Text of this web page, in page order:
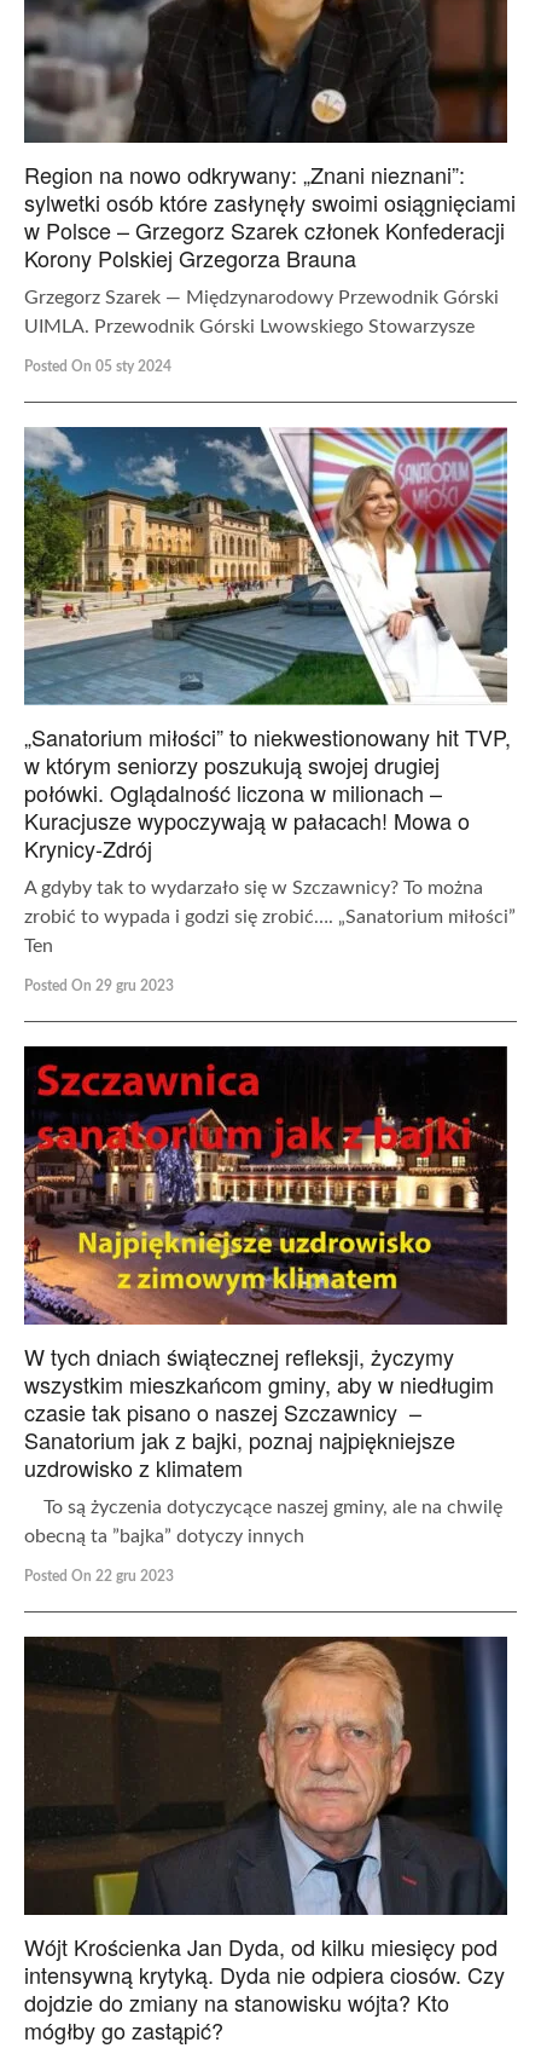
Region na nowo odkrywany: „Znani nieznani”:
sylwetki osób które zasłynęły swoimi osiągnięciami
w Polsce – Grzegorz Szarek członek Konfederacji
Korony Polskiej Grzegorza Brauna
Grzegorz Szarek — Międzynarodowy Przewodnik Górski
UIMLA. Przewodnik Górski Lwowskiego Stowarzysze
Posted On 05 sty 2024
„Sanatorium miłości” to niekwestionowany hit TVP,
w którym seniorzy poszukują swojej drugiej
połówki. Oglądalność liczona w milionach –
Kuracjusze wypoczywają w pałacach! Mowa o
Krynicy-Zdrój
A gdyby tak to wydarzało się w Szczawnicy? To można
zrobić to wypada i godzi się zrobić…. „Sanatorium miłości”
Ten
Posted On 29 gru 2023
W tych dniach świątecznej refleksji, życzymy
wszystkim mieszkańcom gminy, aby w niedługim
czasie tak pisano o naszej Szczawnicy –
Sanatorium jak z bajki, poznaj najpiękniejsze
uzdrowisko z klimatem
To są życzenia dotyczycące naszej gminy, ale na chwilę
obecną ta ”bajka” dotyczy innych
Posted On 22 gru 2023
Wójt Krościenka Jan Dyda, od kilku miesięcy pod
intensywną krytyką. Dyda nie odpiera ciosów. Czy
dojdzie do zmiany na stanowisku wójta? Kto
mógłby go zastąpić?